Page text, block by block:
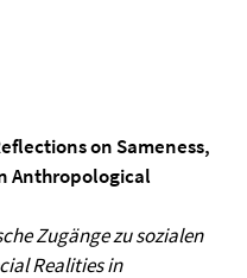
on Sameness,
Anthropological
Zugänge zu sozialen
Realities in